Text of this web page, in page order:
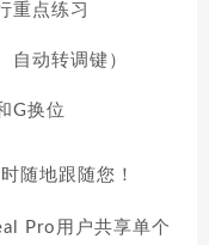
重点练习
自动转调键）
G换位
随地跟随您！
Pro用户共享单个